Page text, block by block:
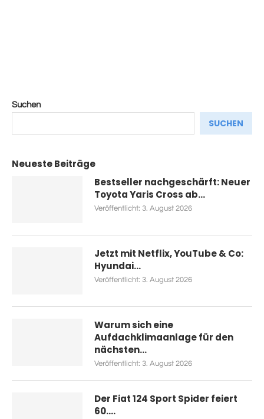
Suchen
SUCHEN
Neueste Beiträge
Bestseller nachgeschärft: Neuer
Toyota Yaris Cross ab...
Veröffentlicht: 3. August 2026
Jetzt mit Netflix, YouTube & Co:
Hyundai...
Veröffentlicht: 3. August 2026
Warum sich eine
Aufdachklimaanlage für den
nächsten...
Veröffentlicht: 3. August 2026
Der Fiat 124 Sport Spider feiert
60....